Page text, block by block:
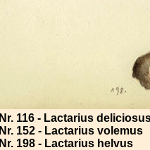
Nr. 116 - Lactarius
Nr. 152 - Lactarius volemus
Nr. 198 - Lactarius helvus